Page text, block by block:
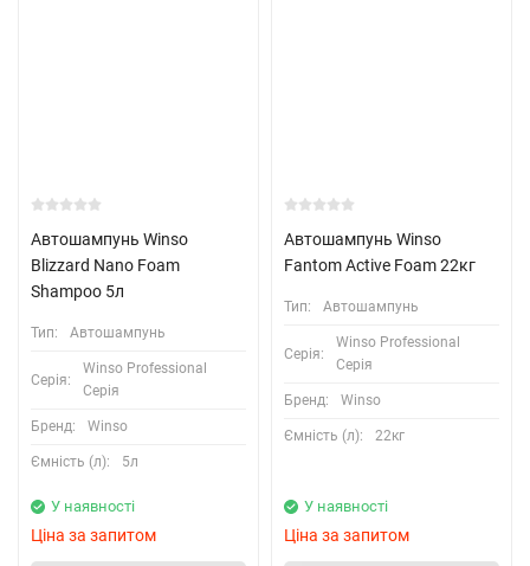
Автошампунь Winso
Blizzard Nano Foam
Shampoo 5л
Тип: Автошампунь
Серія:
Winso Professional
Серія
Бренд: Winso
Ємність (л): 5л
У наявності
Ціна за запитом
Автошампунь Winso
Fantom Active Foam 22кг
Тип: Автошампунь
Серія:
Winso Professional
Серія
Бренд: Winso
Ємність (л): 22кг
У наявності
Ціна за запитом